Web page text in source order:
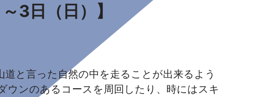
3日（日）】
と言った自然の中を走ることが出来るよう
ウンのあるコースを周回したり、時にはスキ